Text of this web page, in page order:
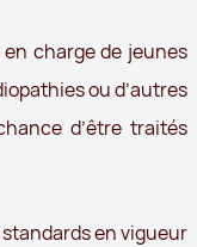
en charge de jeunes
ou d’autres
d’être traités
en vigueur